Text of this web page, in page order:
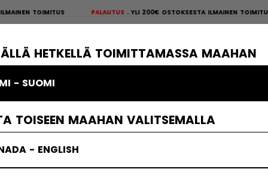
HETKELLÄ TOIMITTAMASSA MAAHAN
- SUOMI
TOISEEN MAAHAN VALITSEMALLA
- ENGLISH
TOIMITUSPALAUTUS YLI 200€ OSTOKSESTA ILMAINEN
MAALIVAHTI VAATTEET